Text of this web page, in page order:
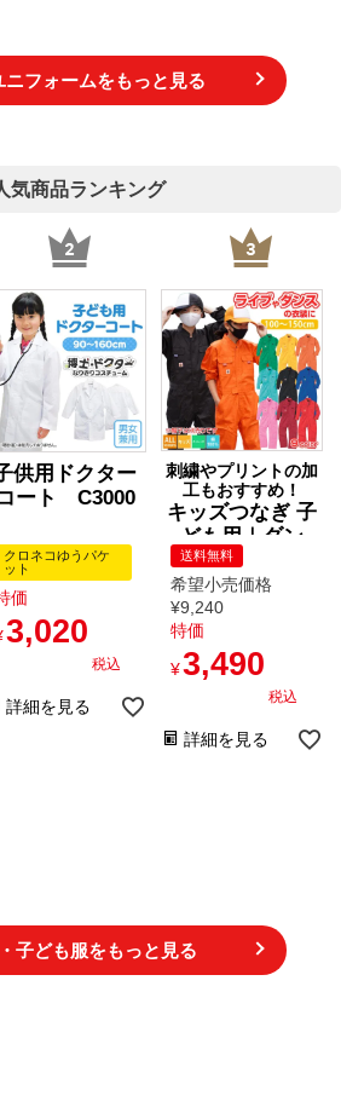
ニフォームをもっと見る
商品ランキング
供用ドクター
ート C3000
クロネコゆうパケ
ット
価
3,020
税込
詳細を見る
刺繍やプリントの加
工もおすすめ！
キッズつなぎ 子
ども用｜ダン
ス・イベント・
衣装におすすめ
｜キッズツナギ
[桑和/9009]
送料無料
希望小売価格
¥9,240
特価
¥3,490
税込
詳細を見る
子ども服をもっと見る